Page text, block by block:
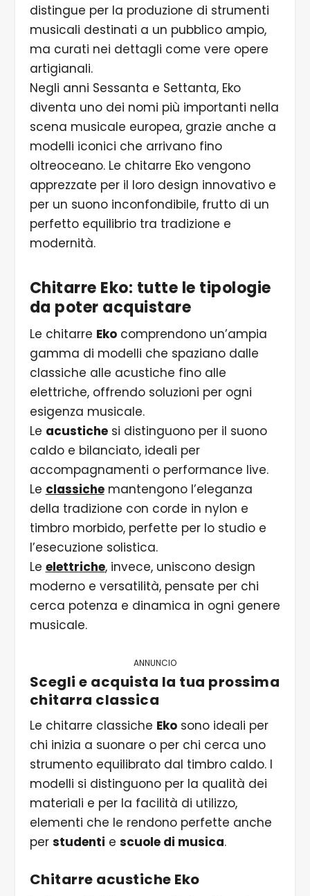
distingue per la produzione di strumenti
musicali destinati a un pubblico ampio,
ma curati nei dettagli come vere opere
artigianali.
Negli anni Sessanta e Settanta, Eko
diventa uno dei nomi più importanti nella
scena musicale europea, grazie anche a
modelli iconici che arrivano fino
oltreoceano. Le chitarre Eko vengono
apprezzate per il loro design innovativo e
per un suono inconfondibile, frutto di un
perfetto equilibrio tra tradizione e
modernità.
Chitarre Eko: tutte le tipologie
da poter acquistare
Le chitarre Ekocomprendono un’ampia
gamma di modelli che spaziano dalle
classiche alle acustiche fino alle
elettriche, offrendo soluzioni per ogni
esigenza musicale.
Le acustichesi distinguono per il suono
caldo e bilanciato, ideali per
accompagnamenti o performance live.
Le classichemantengono l’eleganza
della tradizione con corde in nylon e
timbro morbido, perfette per lo studio e
l’esecuzione solistica.
Le elettriche, invece, uniscono design
moderno e versatilità, pensate per chi
cerca potenza e dinamica in ogni genere
musicale.
ANNUNCIO
Scegli e acquista la tua prossima
chitarra classica
Le chitarre classiche Ekosono ideali per
chi inizia a suonare o per chi cerca uno
strumento equilibrato dal timbro caldo. I
modelli si distinguono per la qualità dei
materiali e per la facilità di utilizzo,
elementi che le rendono perfette anche
per studenti e scuole di musica.
Chitarre acustiche Eko